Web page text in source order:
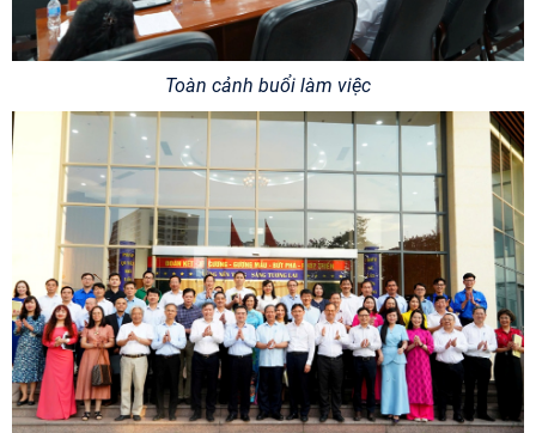
Toàn cảnh buổi làm việc